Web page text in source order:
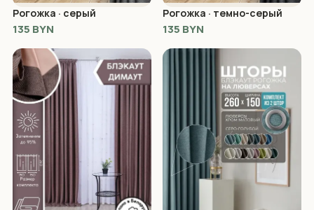
Рогожка · серый
135 BYN
Рогожка · темно-серый
135 BYN